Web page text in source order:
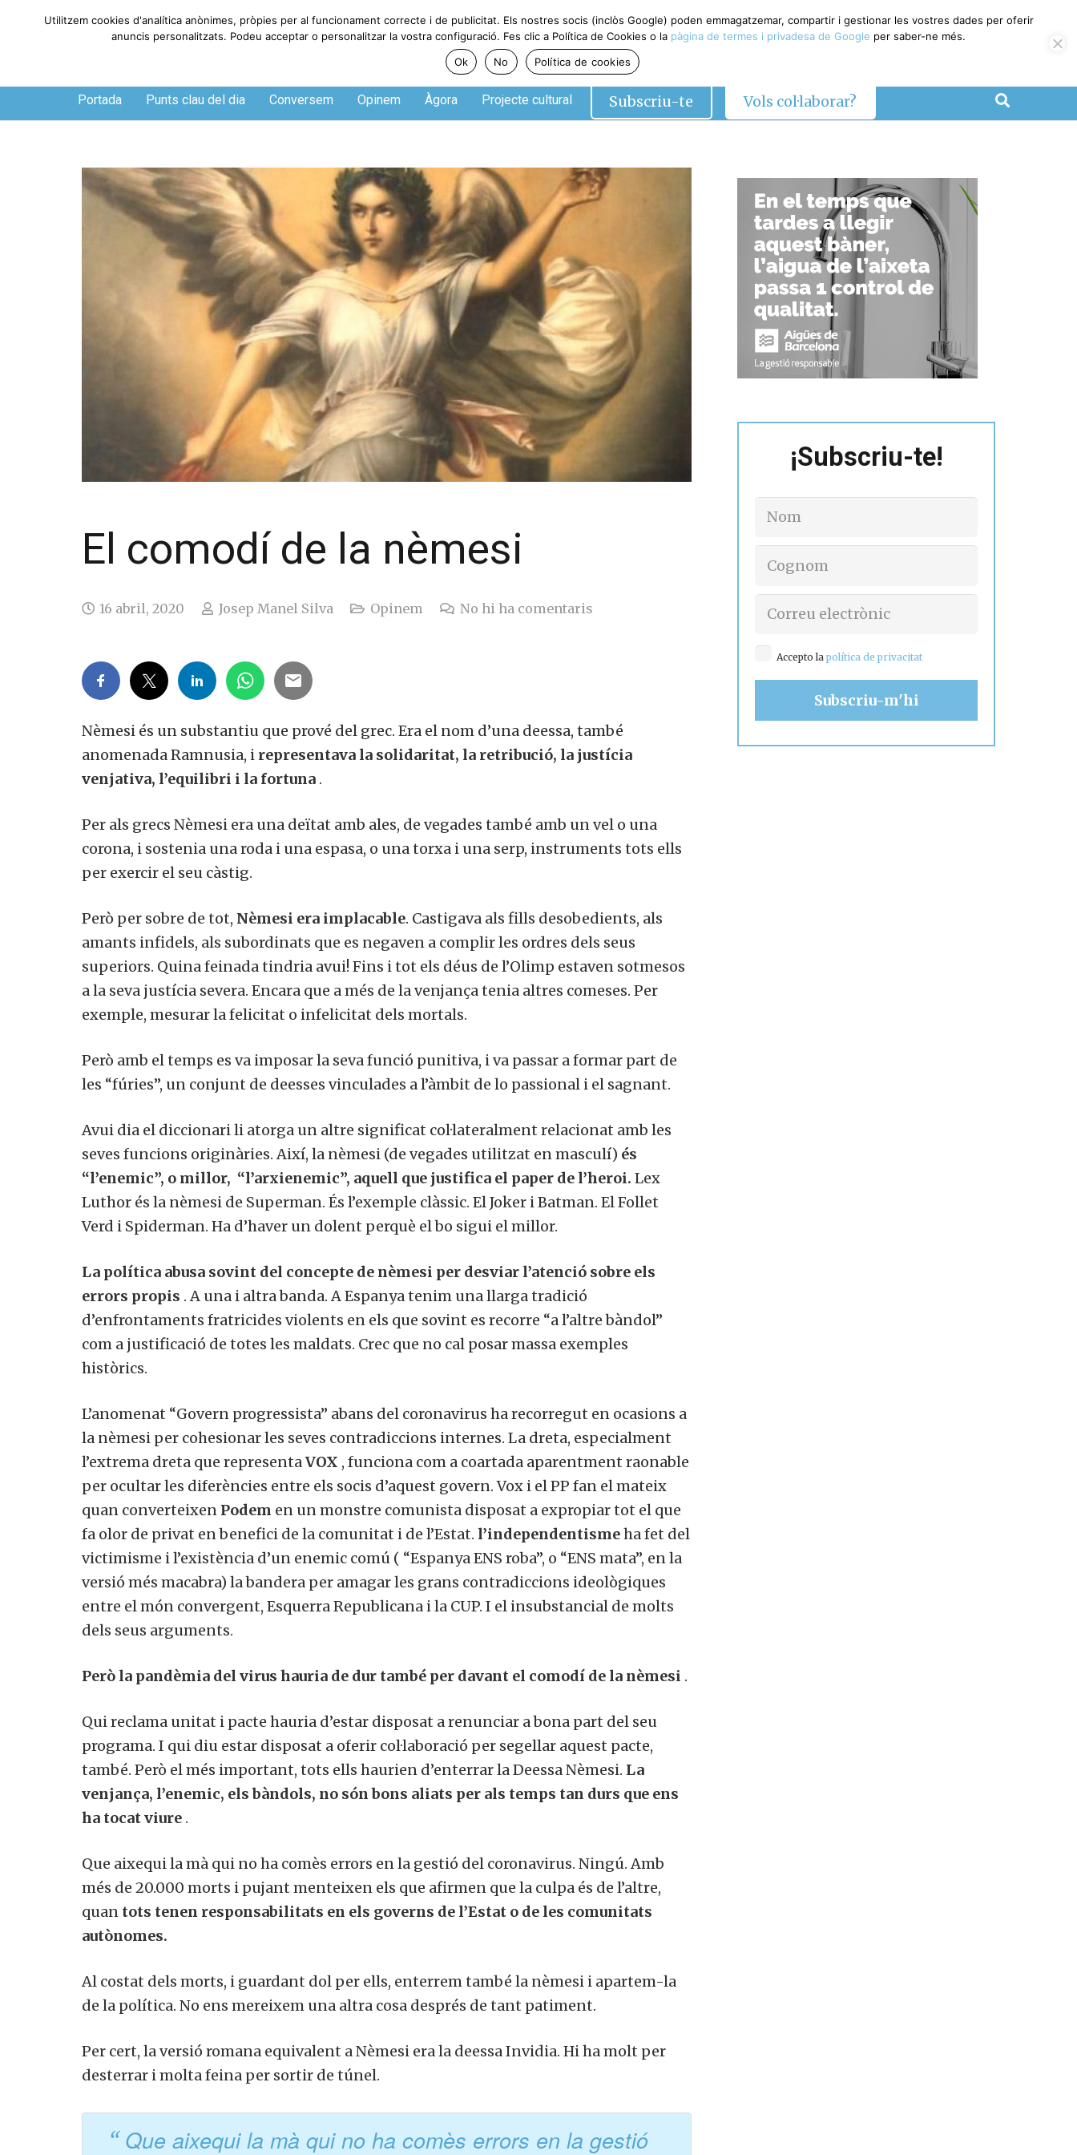
Dissabte, 8 de agosto de 2026
Portada Punts clau del dia Conversem Opinem Àgora Projecte cultural Subscriu-te Vols col·laborar?
El comodí de la nèmesi
16 abril, 2020 Josep Manel Silva Opinem No hi ha comentaris
Nèmesi és un substantiu que prové del grec. Era el nom d’una deessa, també
anomenada Ramnusia, i representava la solidaritat, la retribució, la justícia
venjativa, l’equilibri i la fortuna .
Per als grecs Nèmesi era una deïtat amb ales, de vegades també amb un vel o una
corona, i sostenia una roda i una espasa, o una torxa i una serp, instruments tots ells
per exercir el seu càstig.
Però per sobre de tot, Nèmesi era implacable. Castigava als fills desobedients, als
amants infidels, als subordinats que es negaven a complir les ordres dels seus
superiors. Quina feinada tindria avui! Fins i tot els déus de l’Olimp estaven sotmesos
a la seva justícia severa. Encara que a més de la venjança tenia altres comeses. Per
exemple, mesurar la felicitat o infelicitat dels mortals.
Però amb el temps es va imposar la seva funció punitiva, i va passar a formar part de
les “fúries”, un conjunt de deesses vinculades a l’àmbit de lo passional i el sagnant.
Avui dia el diccionari li atorga un altre significat col·lateralment relacionat amb les
seves funcions originàries. Així, la nèmesi (de vegades utilitzat en masculí) és
“l’enemic”, o millor, “l’arxienemic”, aquell que justifica el paper de l’heroi. Lex
Luthor és la nèmesi de Superman. És l’exemple clàssic. El Joker i Batman. El Follet
Verd i Spiderman. Ha d’haver un dolent perquè el bo sigui el millor.
La política abusa sovint del concepte de nèmesi per desviar l’atenció sobre els
errors propis . A una i altra banda. A Espanya tenim una llarga tradició
d’enfrontaments fratricides violents en els que sovint es recorre “a l’altre bàndol”
com a justificació de totes les maldats. Crec que no cal posar massa exemples
històrics.
L’anomenat “Govern progressista” abans del coronavirus ha recorregut en ocasions a
la nèmesi per cohesionar les seves contradiccions internes. La dreta, especialment
l’extrema dreta que representaVOX , funciona com a coartada aparentment raonable
per ocultar les diferències entre els socis d’aquest govern. Vox i el PP fan el mateix
quan converteixen Podem en un monstre comunista disposat a expropiar tot el que
fa olor de privat en benefici de la comunitat i de l’Estat. l’independentismeha fet del
victimisme i l’existència d’un enemic comú ( “Espanya ENS roba”, o “ENS mata”, en la
versió més macabra) la bandera per amagar les grans contradiccions ideològiques
entre el món convergent, Esquerra Republicana i la CUP. I el insubstancial de molts
dels seus arguments.
Però la pandèmia del virus hauria de dur també per davant el comodí de la nèmesi .
Qui reclama unitat i pacte hauria d’estar disposat a renunciar a bona part del seu
programa. I qui diu estar disposat a oferir col·laboració per segellar aquest pacte,
també. Però el més important, tots ells haurien d’enterrar la Deessa Nèmesi. La
venjança, l’enemic, els bàndols, no són bons aliats per als temps tan durs que ens
ha tocat viure .
Que aixequi la mà qui no ha comès errors en la gestió del coronavirus. Ningú. Amb
més de 20.000 morts i pujant menteixen els que afirmen que la culpa és de l’altre,
quan tots tenen responsabilitats en els governs de l’Estat o de les comunitats
autònomes.
Al costat dels morts, i guardant dol per ells, enterrem també la nèmesi i apartem-la
de la política. No ens mereixem una altra cosa després de tant patiment.
Per cert, la versió romana equivalent a Nèmesi era la deessa Invidia. Hi ha molt per
desterrar i molta feina per sortir de túnel.
Que aixequi la mà qui no ha comès errors en la gestió
¡Subscriu-te!
Accepto lapolítica de privacitat
Utilitzem cookies d'analítica anònimes, pròpies per al funcionament correcte i de publicitat. Els nostres socis (inclòs Google) poden emmagatzemar, compartir i gestionar les vostres dades per oferir
anuncis personalitzats. Podeu acceptar o personalitzar la vostra configuració. Fes clic a Política de Cookies o la pàgina de termes i privadesa de Google per saber-ne més.
Ok
No Política de cookies